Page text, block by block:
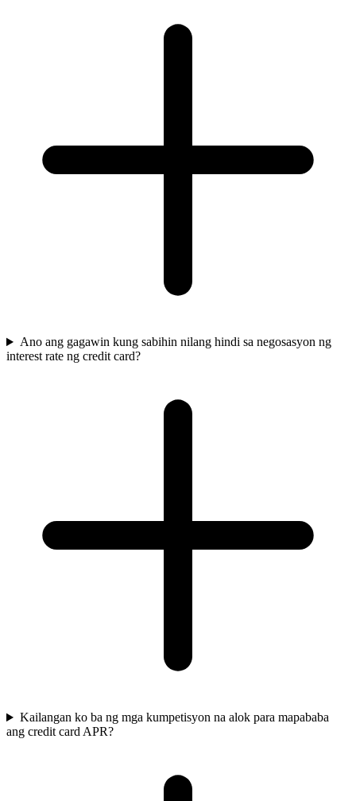
Ano ang gagawin kung sabihin nilang hindi sa negosasyon ng
interest rate ng credit card?
Kailangan ko ba ng mga kumpetisyon na alok para mapababa
ang credit card APR?